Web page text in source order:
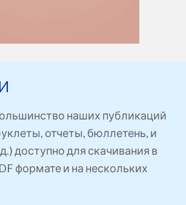
наших публикаций
отчеты, бюллетень, и
доступно для скачивания в
формате и на нескольких